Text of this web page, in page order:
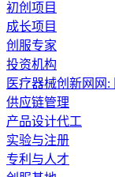
初创项目
成长项目
创服专家
投资机构
医疗器械创新网网:
供应链管理
产品设计代工
实验与注册
专利与人才